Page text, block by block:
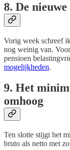
8. De
Vorig week schreef
nog weinig van.
pensioen
mogelijkheden.
9. Het
omhoog
Ten slotte stijgt het
bruto als netto met